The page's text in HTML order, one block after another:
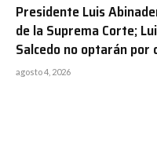
Presidente Luis
de la Suprema Corte;
Salcedo no optarán por
agosto 4, 2026